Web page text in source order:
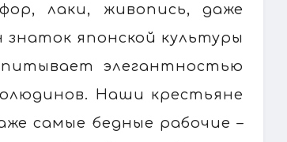
лаки, живопись, даже
японской культуры
элегантностью
Наши крестьяне
самые бедные рабочие –